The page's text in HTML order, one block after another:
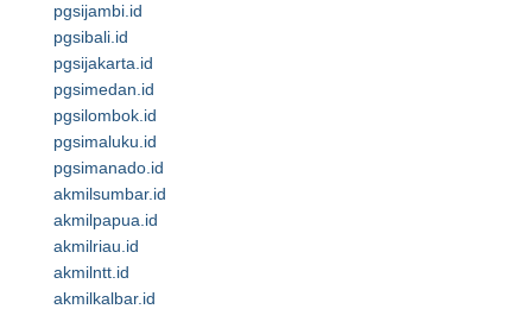
pgsijambi.id
pgsibali.id
pgsijakarta.id
pgsimedan.id
pgsilombok.id
pgsimaluku.id
pgsimanado.id
akmilsumbar.id
akmilpapua.id
akmilriau.id
akmilntt.id
akmilkalbar.id